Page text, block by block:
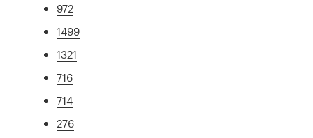
972
1499
1321
716
714
276